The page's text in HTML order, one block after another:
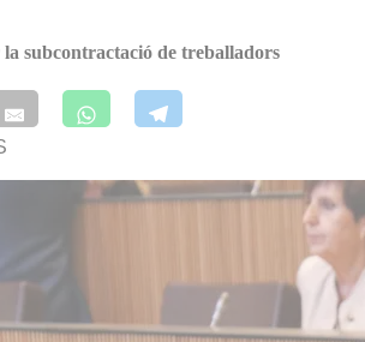
la subcontractació de treballadors